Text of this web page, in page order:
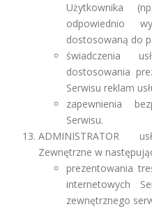
Użytkownika
odpowiednio
dostosowaną do
świadczenia
dostosowania
Serwisu reklam
zapewnienia
Serwisu.
ADMINISTRATOR
Zewnętrzne w
prezentowania
internetowych
zewnętrznego